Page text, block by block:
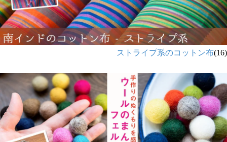
ストライプ系のコットン布(16)